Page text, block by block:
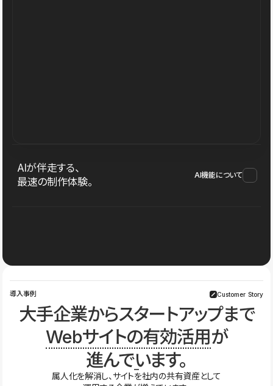
AIが伴走する、
最速の制作体験。
AI機能について
導入事例 Customer Story
大手企業からスタートアップまで
Webサイトの有効活用が
進んでいます。
属人化を解消し、サイトを社内の共有資産として